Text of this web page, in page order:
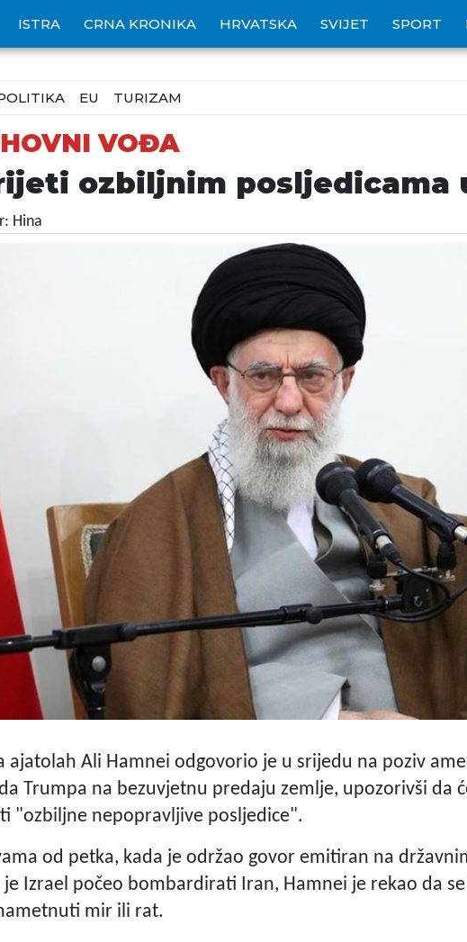
ISTRA CRNA KRONIKA HRVATSKA SVIJET SPORT
EU TURIZAM
VOĐA
ozbiljnim posljedicama
Hina
ajatolah Ali Hamnei odgovorio je u srijedu na poziv
Trumpa na bezuvjetnu predaju zemlje, upozorivši da
"ozbiljne nepopravljive posljedice".
od petka, kada je održao govor emitiran na
Izrael počeo bombardirati Iran, Hamnei je rekao da
mir ili rat.